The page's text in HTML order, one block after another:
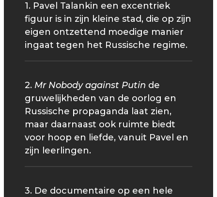
1. Pavel Talankin een excentriek
figuur is in zijn kleine stad, die op zijn
eigen ontzettend moedige manier
ingaat tegen het Russische regime.
2. Mr Nobody against Putin de
gruwelijkheden van de oorlog en
Russische propaganda laat zien,
maar daarnaast ook ruimte biedt
voor hoop en liefde, vanuit Pavel en
zijn leerlingen.
3. De documentaire op een hele